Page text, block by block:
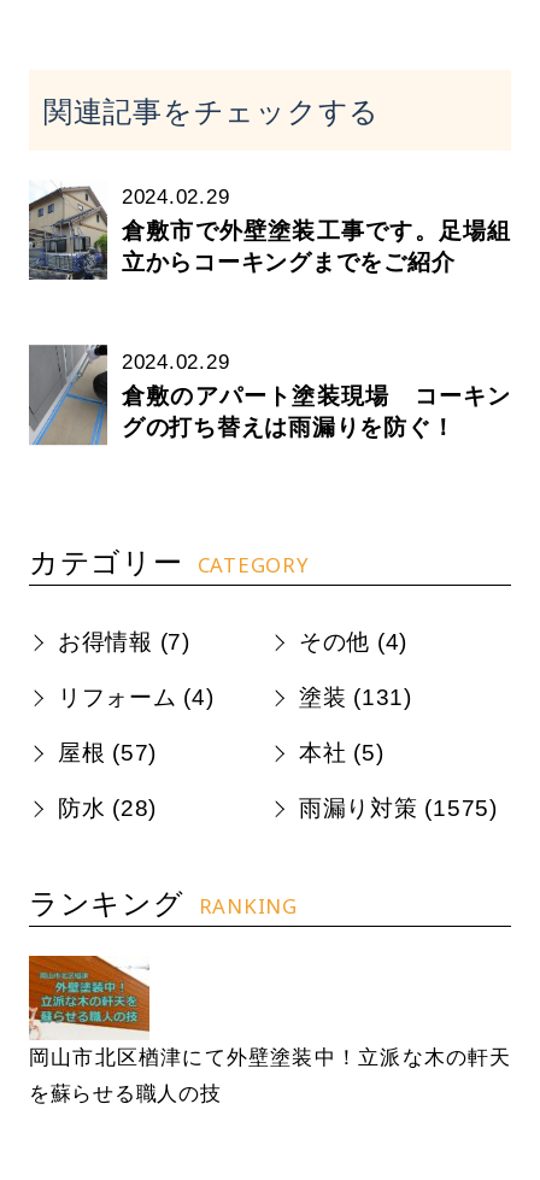
関連記事をチェックする
2024.02.29
倉敷市で外壁塗装工事です。足場組
立からコーキングまでをご紹介
2024.02.29
倉敷のアパート塗装現場 コーキン
グの打ち替えは雨漏りを防ぐ！
カテゴリー CATEGORY
お得情報 (7) その他 (4)
リフォーム (4) 塗装 (131)
屋根 (57) 本社 (5)
防水 (28) 雨漏り対策 (1575)
ランキング RANKING
岡山市北区楢津にて外壁塗装中！立派な木の軒天
を蘇らせる職人の技